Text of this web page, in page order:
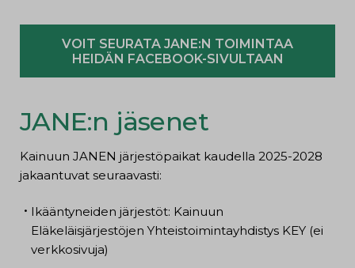
VOIT SEURATA JANE:N TOIMINTAA
HEIDÄN FACEBOOK-SIVULTAAN
JANE:n jäsenet
Kainuun JANEN järjestöpaikat kaudella 2025-2028
jakaantuvat seuraavasti:
Ikääntyneiden järjestöt: Kainuun
Eläkeläisjärjestöjen Yhteistoimintayhdistys KEY (ei
verkkosivuja)